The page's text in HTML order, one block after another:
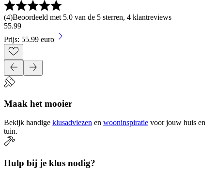
(4)Beoordeeld met 5.0 van de 5 sterren, 4 klantreviews
55.99
Prijs: 55.99 euro
Maak het mooier
Bekijk handige klusadviezen en wooninspiratie voor jouw huis en
tuin.
Hulp bij je klus nodig?